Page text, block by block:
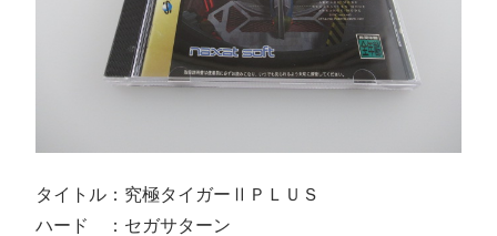
タイトル：究極タイガーⅡＰＬＵＳ
ハード ：セガサターン